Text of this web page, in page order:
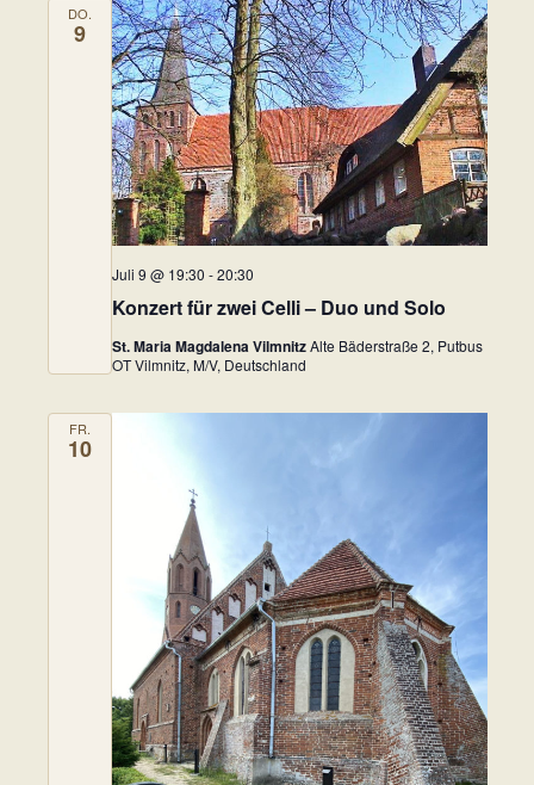
DO.
9
Konzert für zwei Celli – Duo und Solo
Juli 9 @ 19:30 -20:30
St. Maria Magdalena VilmnitzAlte Bäderstraße 2, Putbus
OT Vilmnitz, M/V, Deutschland
FR.
10